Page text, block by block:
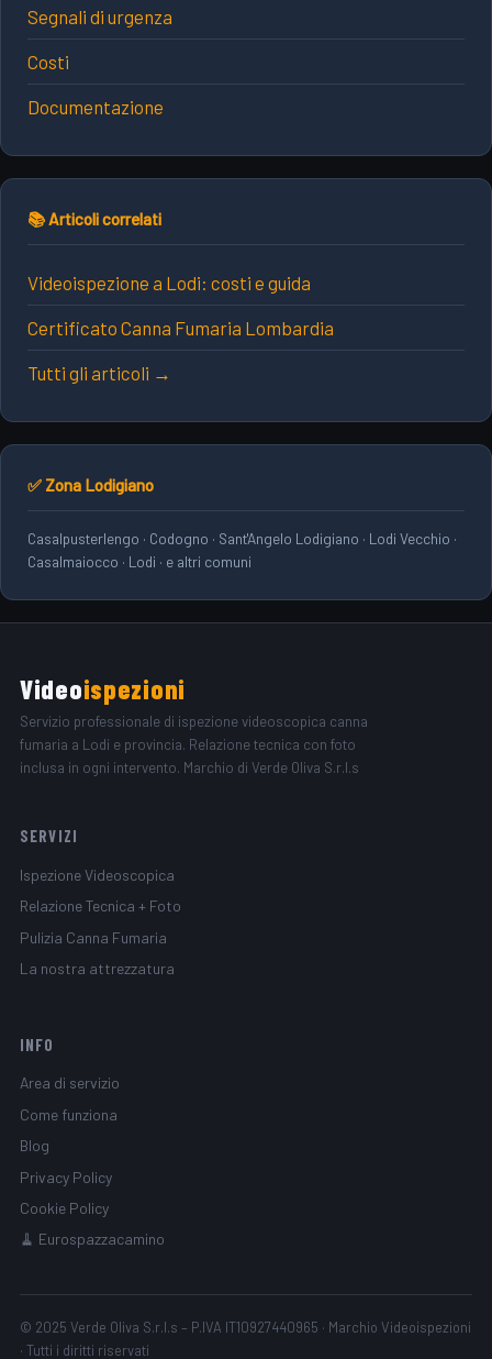
Segnali di urgenza
Costi
Documentazione
📚 Articoli correlati
Videoispezione a Lodi: costi e guida
Certificato Canna Fumaria Lombardia
Tutti gli articoli →
✅ Zona Lodigiano
Casalpusterlengo · Codogno · Sant'Angelo Lodigiano · Lodi Vecchio ·
Casalmaiocco · Lodi · e altri comuni
Videoispezioni
Servizio professionale di ispezione videoscopica canna
fumaria a Lodi e provincia. Relazione tecnica con foto
inclusa in ogni intervento. Marchio di Verde Oliva S.r.l.s
SERVIZI
Ispezione Videoscopica
Relazione Tecnica + Foto
Pulizia Canna Fumaria
La nostra attrezzatura
INFO
Area di servizio
Come funziona
Blog
Privacy Policy
Cookie Policy
🧹 Eurospazzacamino
© 2025 Verde Oliva S.r.l.s – P.IVA IT10927440965 · Marchio Videoispezioni
· Tutti i diritti riservati